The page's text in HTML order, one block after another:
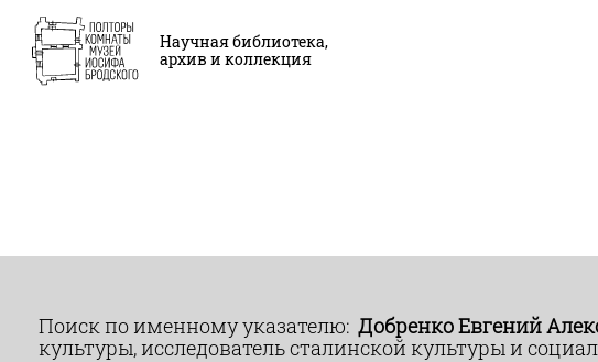
Научная библиотека,
архив и коллекция
Поиск по именному указателю: Добренко Евгений
культуры, исследователь сталинской культуры и